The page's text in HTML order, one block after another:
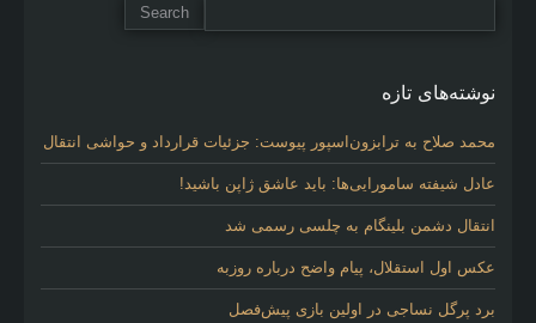
نوشته‌های تازه
محمد صلاح به ترابزون‌اسپور پیوست: جزئیات قرارداد و حواشی انتقال
عادل شیفته سامورایی‌ها: باید عاشق ژاپن باشید!
انتقال دشمن بلینگام به چلسی رسمی شد
عکس اول استقلال، پیام واضح درباره روزبه
برد پرگل نساجی در اولین بازی پیش‌فصل